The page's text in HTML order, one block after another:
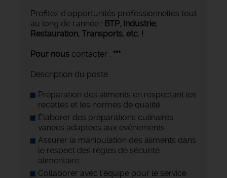
Profitez d'opportunités professionnelles tout
au long de l'année : BTP, Industrie,
Restauration, Transports, etc. !
Pour nous contacter : ***
Description du poste
Préparation des aliments en respectant les
recettes et les normes de qualité
Élaborer des préparations culinaires
variées adaptées aux événements
Assurer la manipulation des aliments dans
le respect des règles de sécurité
alimentaire
Collaborer avec l'équipe pour le service